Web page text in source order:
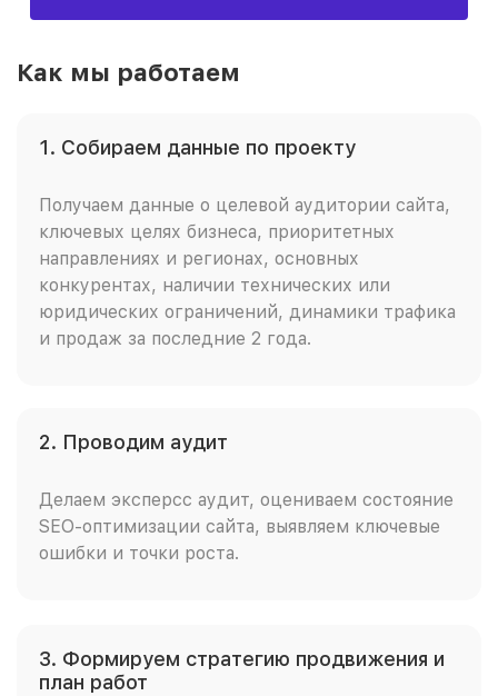
Как мы работаем
1. Собираем данные по проекту
Получаем данные о целевой аудитории сайта,
ключевых целях бизнеса, приоритетных
направлениях и регионах, основных
конкурентах, наличии технических или
юридических ограничений, динамики трафика
и продаж за последние 2 года.
2. Проводим аудит
Делаем эксперсс аудит, оцениваем состояние
SEO-оптимизации сайта, выявляем ключевые
ошибки и точки роста.
3. Формируем стратегию продвижения и
план работ